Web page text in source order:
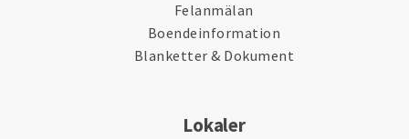
Felanmälan
Boendeinformation
Blanketter & Dokument
Lokaler